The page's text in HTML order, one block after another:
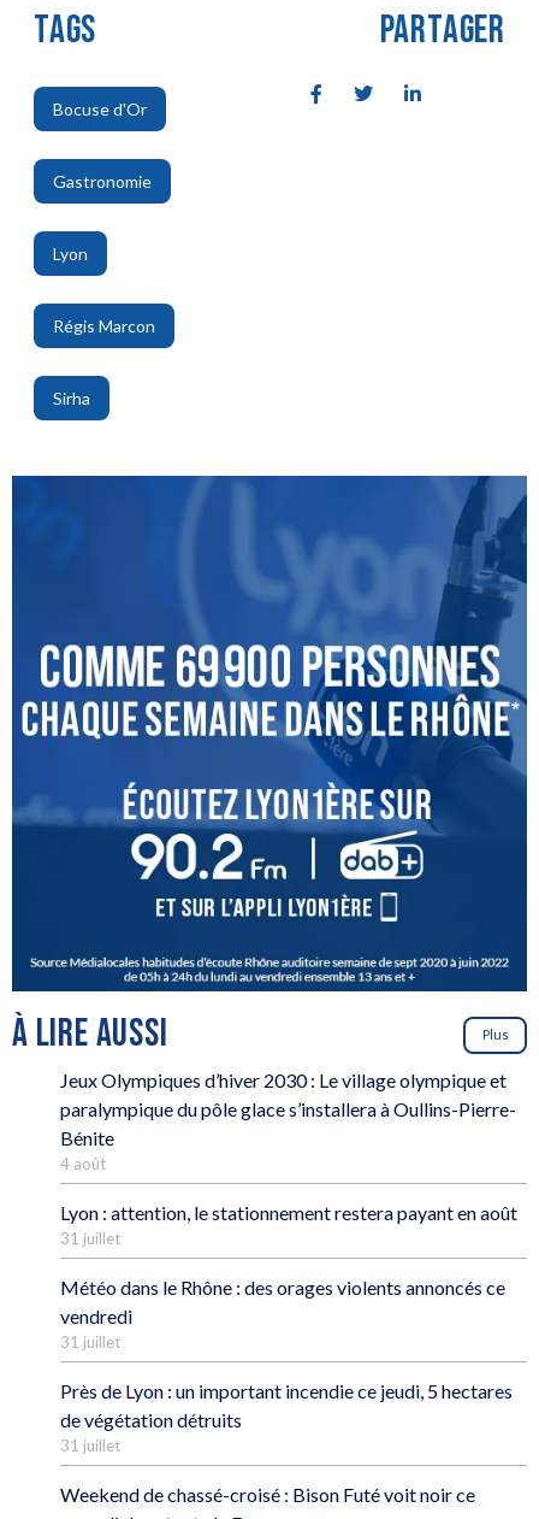
TAGS
Bocuse d'Or
,
Gastronomie
,
Lyon
,
Régis Marcon
,
Sirha
PARTAGER
À LIRE AUSSI Plus
Jeux Olympiques d’hiver 2030 : Le village olympique et
paralympique du pôle glace s’installera à Oullins-Pierre-
Bénite
4 août
Lyon : attention, le stationnement restera payant en août
31 juillet
Météo dans le Rhône : des orages violents annoncés ce
vendredi
31 juillet
Près de Lyon : un important incendie ce jeudi, 5 hectares
de végétation détruits
31 juillet
Weekend de chassé-croisé : Bison Futé voit noir ce